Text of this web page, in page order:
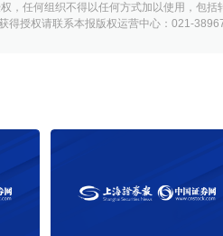
，任何组织不得以任何方式加以使用，包
得授权请联系本报版权运营中心：021-